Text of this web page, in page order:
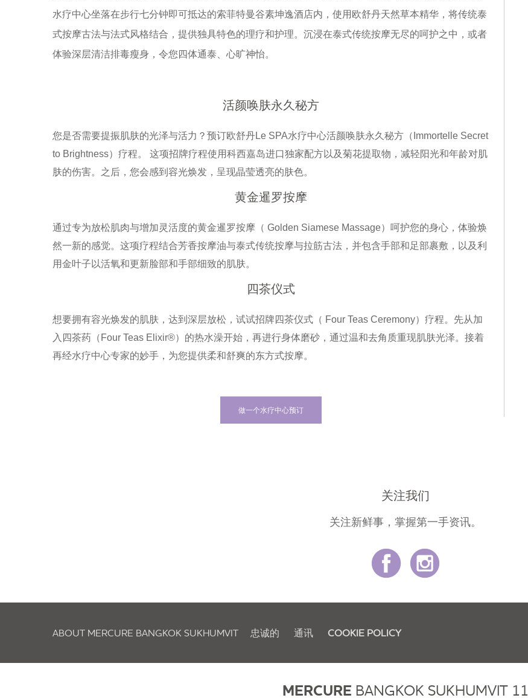
水疗中心坐落在步行七分钟即可抵达的索菲特曼谷素坤逸酒店内，使用欧舒丹天然草本精华，将传统泰
式按摩古法与法式风格结合，提供独具特色的理疗和护理。沉浸在泰式传统按摩无尽的呵护之中，或者
体验深层清洁排毒瘦身，令您四体通泰、心旷神怡。
活颜唤肤永久秘方
您是否需要提振肌肤的光泽与活力？预订欧舒丹Le SPA水疗中心活颜唤肤永久秘方（Immortelle Secret
to Brightness）疗程。 这项招牌疗程使用科西嘉岛进口独家配方以及菊花提取物，减轻阳光和年龄对肌
肤的伤害。之后，您会感到容光焕发，呈现晶莹透亮的肤色。
黄金暹罗按摩
通过专为放松肌肉与增加灵活度的黄金暹罗按摩（ Golden Siamese Massage）呵护您的身心，体验焕
然一新的感觉。这项疗程结合芳香按摩油与泰式传统按摩与拉筋古法，并包含手部和足部裹敷，以及利
用金叶子以活氧和更新脸部和手部细致的肌肤。
四茶仪式
想要拥有容光焕发的肌肤，达到深层放松，试试招牌四茶仪式（ Four Teas Ceremony）疗程。先从加
入四茶药（Four Teas Elixir®）的热水澡开始，再进行身体磨砂，通过温和去角质重现肌肤光泽。接着
再经水疗中心专家的妙手，为您提供柔和舒爽的东方式按摩。
做一个水疗中心预订
关注我们
关注新鲜事，掌握第一手资讯。
ABOUT MERCURE BANGKOK SUKHUMVIT 忠诚的 通讯 COOKIE POLICY
MERCURE BANGKOK SUKHUMVIT 11